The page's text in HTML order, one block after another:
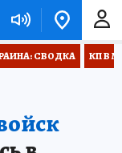
СВОДКА КП В